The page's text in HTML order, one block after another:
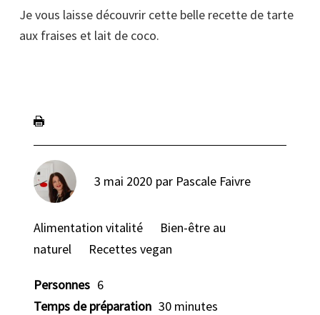
Je vous laisse découvrir cette belle recette de tarte
aux fraises et lait de coco.
3 mai 2020 par Pascale Faivre
Alimentation vitalité
Bien-être au
naturel
Recettes vegan
Personnes 6
Temps de préparation 30 minutes